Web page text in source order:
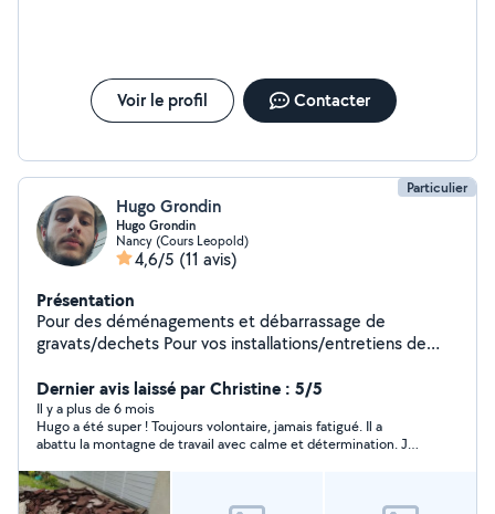
Voir le profil Contacter
Particulier
Hugo Grondin
Hugo Grondin
Nancy (Cours Leopold)
4,6/5 (11 avis)
Présentation
Pour des déménagements et débarrassage de
gravats/dechets Pour vos installations/entretiens de
babysiting. Envoyez moi un message
Dernier avis laissé par Christine : 5/5
Il y a plus de 6 mois
Hugo a été super ! Toujours volontaire, jamais fatigué. Il a
abattu la montagne de travail avec calme et détermination. Je